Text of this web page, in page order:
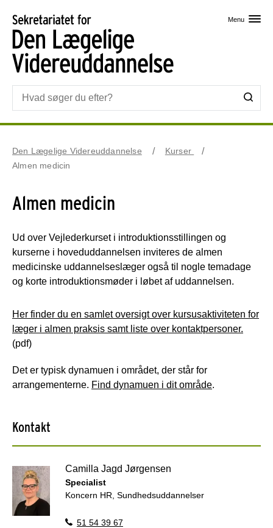
Menu
Den Lægelige Videreuddannelse
Kurser
Almen medicin
Almen medicin
Ud over Vejlederkurset i introduktionsstillingen og
kurserne i hoveduddannelsen inviteres de almen
medicinske uddannelseslæger også til nogle temadage
og korte introduktionsmøder i løbet af uddannelsen.
Her finder du en samlet oversigt over kursusaktiviteten for
læger i almen praksis samt liste over kontaktpersoner.
(pdf)
Det er typisk dynamuen i området, der står for
arrangementerne. Find dynamuen i dit område.
Kontakt
Camilla Jagd Jørgensen
Specialist
Koncern HR, Sundhedsuddannelser
51 54 39 67